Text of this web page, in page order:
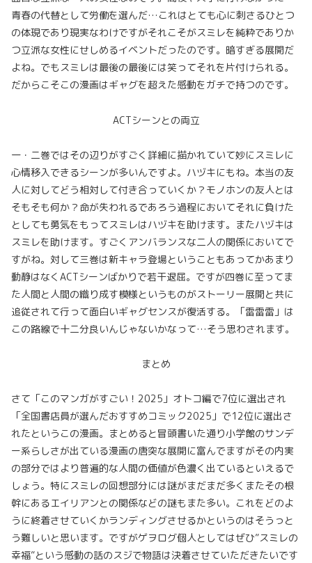
青春の代替として労働を選んだ…これはとても心に刺さるひとつ
の体現であり現実なわけですがそれこそがスミレを純粋でありか
つ立派な女性にせしめるイベントだったのです。暗すぎる展開だ
よね。でもスミレは最後の最後には笑ってそれを片付けられる。
だからこそこの漫画はギャグを超えた感動をガチで持つのです。
ACTシーンとの両立
一・二巻ではその辺りがすごく詳細に描かれていて妙にスミレに
心情移入できるシーンが多いんですよ。ハヅキにもね。本当の友
人に対してどう相対して付き合っていくか？モノホンの友人とは
そもそも何か？命が失われるであろう過程においてそれに負けた
としても勇気をもってスミレはハヅキを助けます。またハヅキは
スミレを助けます。すごくアンバランスな二人の関係においてで
すがね。対して三巻は新キャラ登場ということもあってかあまり
動静はなくACTシーンばかりで若干退屈。ですが四巻に至ってま
た人間と人間の織り成す模様というものがストーリー展開と共に
追従されて行って面白いギャグセンスが復活する。「雷雷雷」は
この路線で十二分良いんじゃないかなって…そう思わされます。
まとめ
さて「このマンガがすごい！2025」オトコ編で7位に選出され
「全国書店員が選んだおすすめコミック2025」で12位に選出さ
れたというこの漫画。まとめると冒頭書いた通り小学館のサンデ
ー系らしさが出ている漫画の唐突な展開に富んでますがその内実
の部分ではより普遍的な人間の価値が色濃く出ているといえるで
しょう。特にスミレの回想部分には謎がまだまだ多くまたその根
幹にあるエイリアンとの関係などの謎もまた多い。これをどのよ
うに終着させていくかランディングさせるかというのはそうっと
う難しいと思います。ですがゲヲログ個人としてはぜひ”スミレの
幸福”という感動の話のスジで物語は決着させていただきたいです